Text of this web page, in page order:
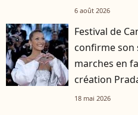
6 août 2026
Festival de
confirme son
marches en
création
18 mai 2026